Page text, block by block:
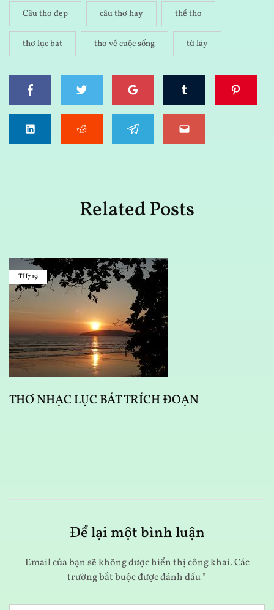
Câu thơ đẹp câu thơ hay thể thơ
thơ lục bát thơ về cuộc sống từ láy
Related Posts
TH719
THƠ NHẠC LỤC BÁT TRÍCH ĐOẠN
Để lại một bình luận
Email của bạn sẽ không được hiển thị công khai.Các
trường bắt buộc được đánh dấu*